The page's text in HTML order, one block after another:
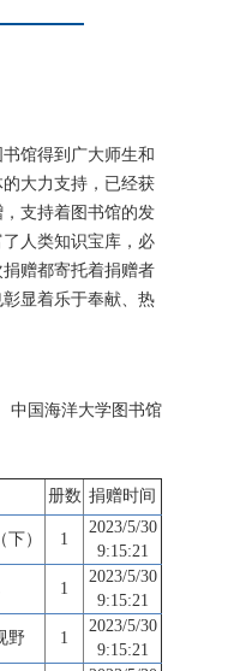
馆得到广大师生和
大力支持，已经获
支持着图书馆的发
人类知识宝库，必
赠都寄托着捐赠者
显着乐于奉献、热
中国海洋大学图书馆
册数 捐赠时间
） 1
2023/5/30
9:15:21
1
2023/5/30
9:15:21
野 1
2023/5/30
9:15:21